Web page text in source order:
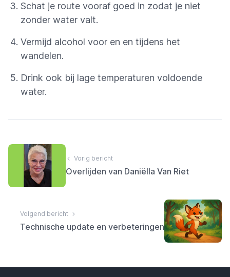
Schat je route vooraf goed in zodat je niet
zonder water valt.
Vermijd alcohol voor en en tijdens het
wandelen.
Drink ook bij lage temperaturen voldoende
water.
Vorig bericht
Overlijden van Daniëlla Van Riet
Volgend bericht
Technische update en verbeteringen